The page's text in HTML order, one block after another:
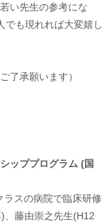
い先生の参考にな
でも現れれば大変嬉し
了承願います）
ッププログラム (国
スの病院で臨床研修
、藤由崇之先生(H12